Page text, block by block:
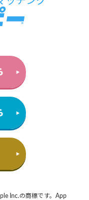
Inc.の商標です。App